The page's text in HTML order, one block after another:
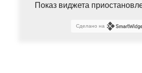
Показ виджета
Сделано на